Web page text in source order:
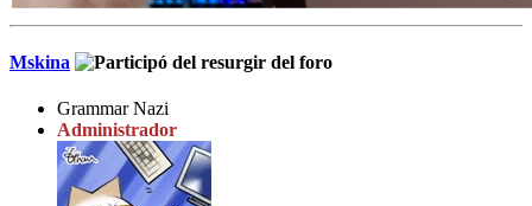
Mskina
Grammar Nazi
Administrador